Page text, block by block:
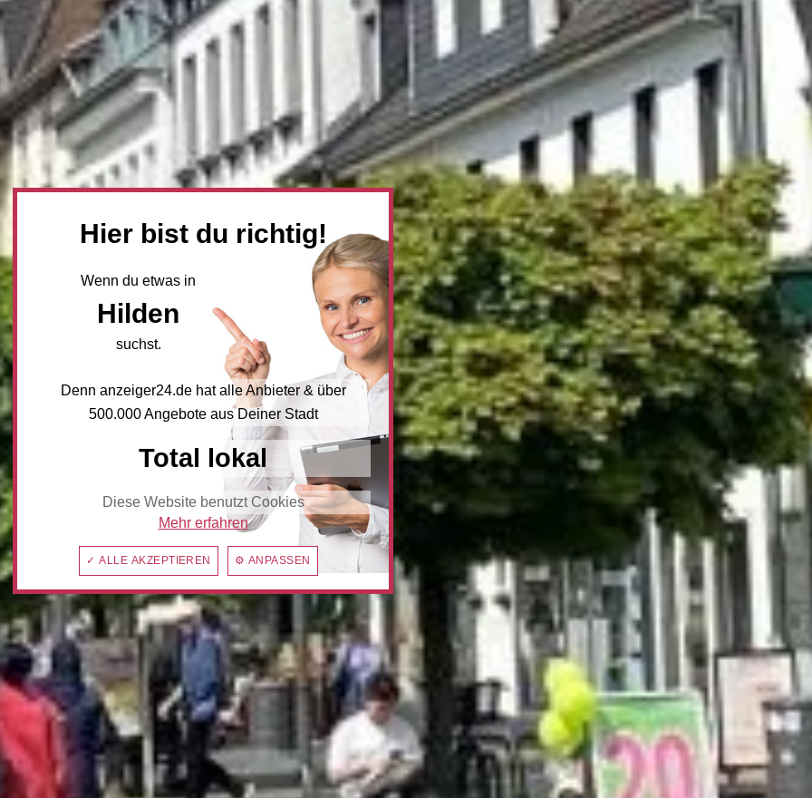
Hier bist du richtig!
Wenn du etwas in
Hilden
suchst.
Denn anzeiger24.de hat alle Anbieter & über
500.000 Angebote aus Deiner Stadt
Total lokal
Diese Website benutzt Cookies
Mehr erfahren
✓ ALLE AKZEPTIEREN ⚙ ANPASSEN